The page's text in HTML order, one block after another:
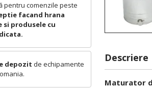
pentru comenzile peste
facand hrana
produsele cu
depozit de echipamente
Descriere
Maturator